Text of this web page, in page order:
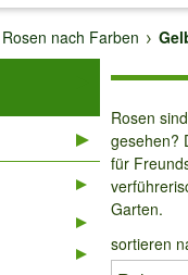
↓
↓
Rosen nach Farben
Rosen
gesehen?
für
Garten.
sortieren